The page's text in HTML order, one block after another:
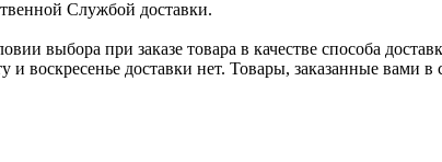
Службой доставки.
выбора при заказе товара в качестве способа
воскресенье доставки нет. Товары, заказанные вами